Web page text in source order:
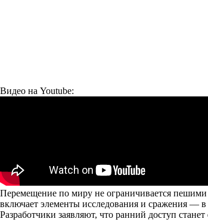
Видео на Youtube:
Перемещение по миру не ограничивается пешими
включает элементы исследования и сражения —
Разработчики заявляют, что ранний доступ